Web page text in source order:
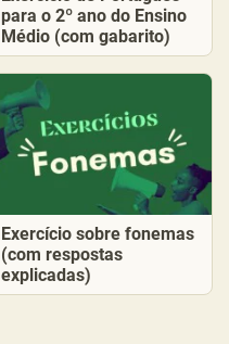
para o 2º ano do Ensino
Médio (com gabarito)
Exercício sobre fonemas
(com respostas
explicadas)